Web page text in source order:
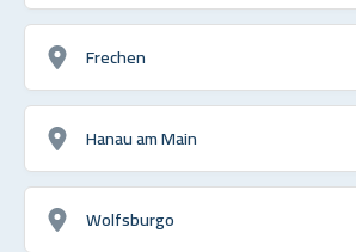
Frechen
Hanau am Main
Wolfsburgo